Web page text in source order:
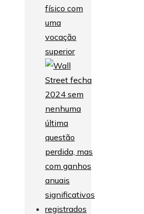
físico com
uma
vocação
superior